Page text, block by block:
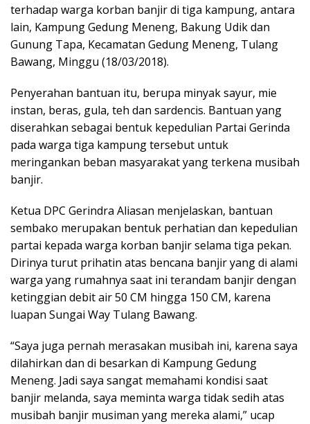
terhadap warga korban banjir di tiga kampung, antara
lain, Kampung Gedung Meneng, Bakung Udik dan
Gunung Tapa, Kecamatan Gedung Meneng, Tulang
Bawang, Minggu (18/03/2018).
Penyerahan bantuan itu, berupa minyak sayur, mie
instan, beras, gula, teh dan sardencis. Bantuan yang
diserahkan sebagai bentuk kepedulian Partai Gerinda
pada warga tiga kampung tersebut untuk
meringankan beban masyarakat yang terkena musibah
banjir.
Ketua DPC Gerindra Aliasan menjelaskan, bantuan
sembako merupakan bentuk perhatian dan kepedulian
partai kepada warga korban banjir selama tiga pekan.
Dirinya turut prihatin atas bencana banjir yang di alami
warga yang rumahnya saat ini terandam banjir dengan
ketinggian debit air 50 CM hingga 150 CM, karena
luapan Sungai Way Tulang Bawang.
“Saya juga pernah merasakan musibah ini, karena saya
dilahirkan dan di besarkan di Kampung Gedung
Meneng. Jadi saya sangat memahami kondisi saat
banjir melanda, saya meminta warga tidak sedih atas
musibah banjir musiman yang mereka alami,” ucap